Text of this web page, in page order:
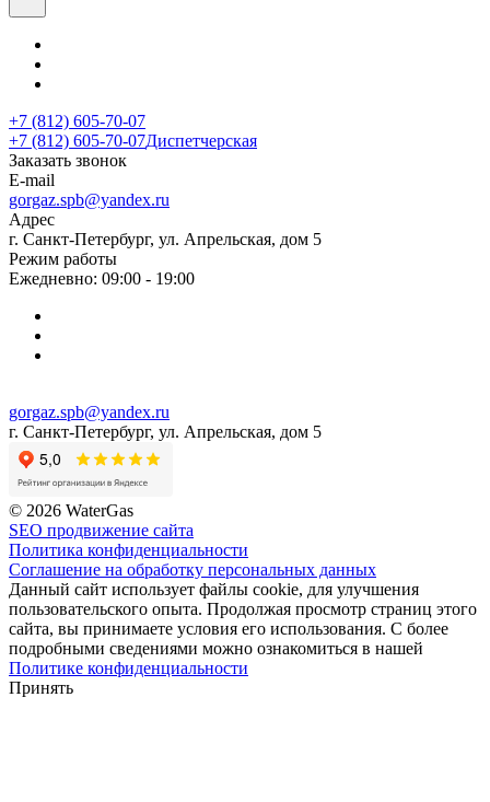
+7 (812) 605-70-07
+7 (812) 605-70-07Диспетчерская
Заказать звонок
E-mail
gorgaz.spb@yandex.ru
Адрес
г. Санкт-Петербург, ул. Апрельская, дом 5
Режим работы
Ежедневно: 09:00 - 19:00
gorgaz.spb@yandex.ru
г. Санкт-Петербург, ул. Апрельская, дом 5
© 2026 WaterGas
SEO продвижение сайта
Политика конфиденциальности
Соглашение на обработку персональных данных
Данный сайт использует файлы cookie, для улучшения
пользовательского опыта. Продолжая просмотр страниц этого
сайта, вы принимаете условия его использования. С более
подробными сведениями можно ознакомиться в нашей
Политике конфиденциальности
Принять